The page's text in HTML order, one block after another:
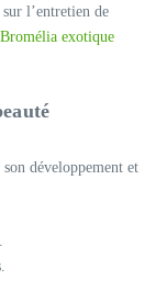
l’entretien de
Bromélia exotique
développement et